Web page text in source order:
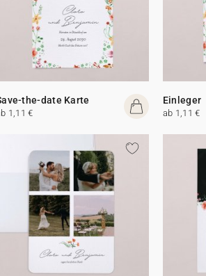
the-date Karte
1,11 €
Einleger
ab 1,11 €